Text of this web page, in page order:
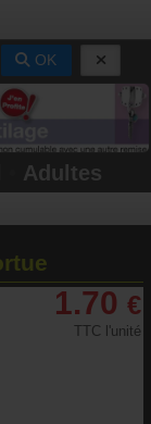
OK
Adultes
1.70 €
TTC l'unité